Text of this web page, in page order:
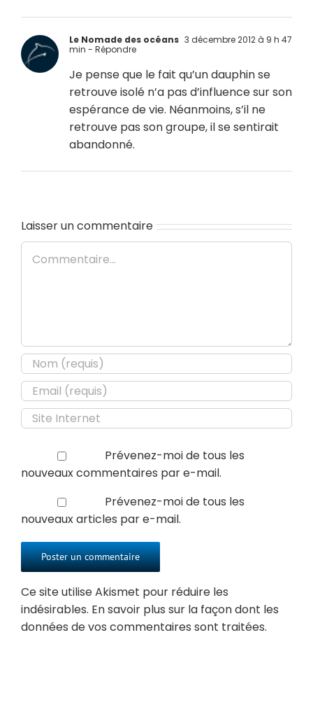
Le Nomade des océans 3 décembre 2012 à 9 h 47
min - Répondre
Je pense que le fait qu’un dauphin se
retrouve isolé n’a pas d’influence sur son
espérance de vie. Néanmoins, s’il ne
retrouve pas son groupe, il se sentirait
abandonné.
Laisser un commentaire
Commentaire
Prévenez-moi de tous les
nouveaux commentaires par e-mail.
Prévenez-moi de tous les
nouveaux articles par e-mail.
Ce site utilise Akismet pour réduire les
indésirables. En savoir plus sur la façon dont les
données de vos commentaires sont traitées.